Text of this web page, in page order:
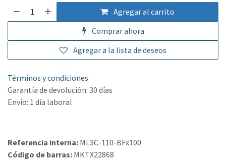
Agregar al carrito
Comprar ahora
Agregar a la lista de deseos
Términos y condiciones
Garantía de devolución: 30 días
Envío: 1 día laboral
Referencia interna: ML3C-110-BFx100
Código de barras: MKTX22868